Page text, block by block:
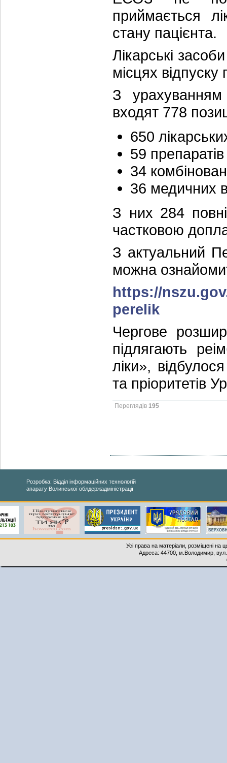
приймається
стану пацієнта.
Лікарські
місцях відпуску
З
входят 778
650
59 препаратів
34
36 медичних
З них 284
частковою
З актуальний
можна
https://
perelik
Чергове
підлягають
ліки»,
та пріоритетів
Переглядів 195
Розробка: Відділ інформаційних технологій
апарату Волинської облдержадміністрації
Усі права на матеріали, розміщені на
Адреса: 44700, м.Володимир,